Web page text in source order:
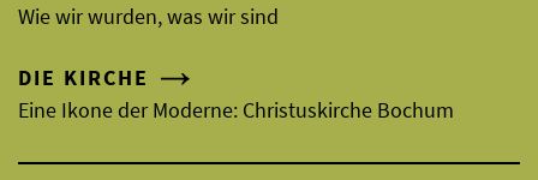
Wie wir wurden, was wir sind
DIE KIRCHE
Eine Ikone der Moderne: Christuskirche Bochum